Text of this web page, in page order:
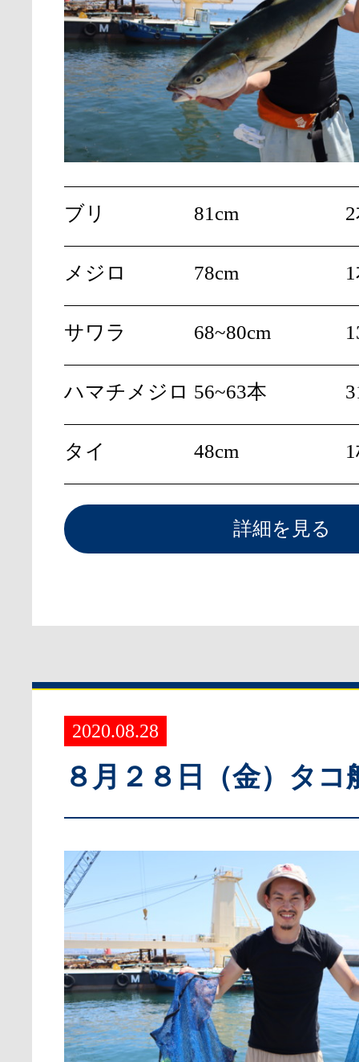
ブリ 81cm
メジロ 78cm
サワラ 68~80cm
ハマチメジロ 56~63本
タイ 48cm
詳細を見る
2020.08.28
８月２８日（金）タコ